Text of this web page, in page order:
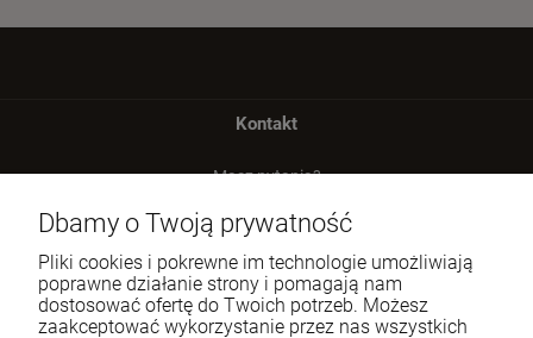
Kontakt
Masz pytania?
E-mail: zamowienia@homeperfume.pl
Dbamy o Twoją prywatność
Pliki cookies i pokrewne im technologie umożliwiają
poprawne działanie strony i pomagają nam
dostosować ofertę do Twoich potrzeb. Możesz
zaakceptować wykorzystanie przez nas wszystkich